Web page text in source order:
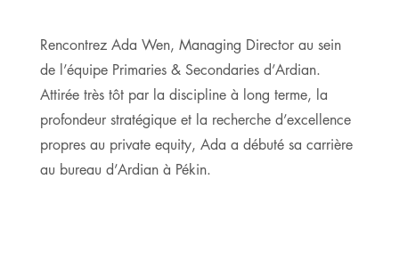
Rencontrez Ada Wen, Managing Director au sein
de l’équipe Primaries & Secondaries d’Ardian.
Attirée très tôt par la discipline à long terme, la
profondeur stratégique et la recherche d’excellence
propres au private equity, Ada a débuté sa carrière
au bureau d’Ardian à Pékin.